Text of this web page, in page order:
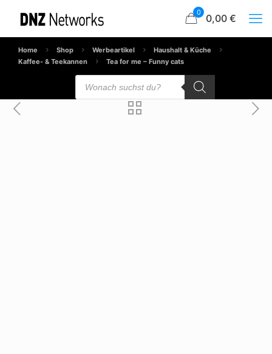
0 0,00 €
Home Shop Werbeartikel
Haushalt & Küche
Kaffee- & Teekannen
Tea for me – Funny cats
Products
search